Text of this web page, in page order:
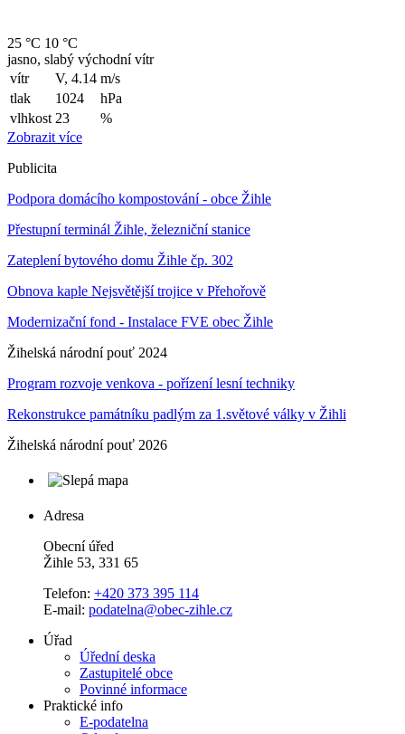
25 °C 10 °C
jasno, slabý východní vítr
vítr
V, 4.14 m/s
tlak
1024
hPa
vlhkost 23
%
Zobrazit více
Publicita
Podpora domácího kompostování - obce Žihle
Přestupní terminál Žihle, železniční stanice
Zateplení bytového domu Žihle čp. 302
Obnova kaple Nejsvětější trojice v Přehořově
Modernizační fond - Instalace FVE obec Žihle
Žihelská národní pouť 2024
Program rozvoje venkova - pořízení lesní techniky
Rekonstrukce památníku padlým za 1.světové války v Žihli
Žihelská národní pouť 2026
Adresa
Obecní úřed
Žihle 53, 331 65
Telefon: +420 373 395 114
E-mail: podatelna@obec-zihle.cz
Úřad
Úřední deska
Zastupitelé obce
Povinné informace
Praktické info
E-podatelna